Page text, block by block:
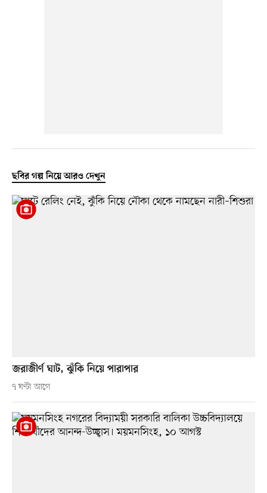
ছবির গল্প নিয়ে আরও দেখুন
জরাজীর্ণ ঘাট, ঝুঁকি নিয়ে পারাপার
৭ ঘণ্টা আগে